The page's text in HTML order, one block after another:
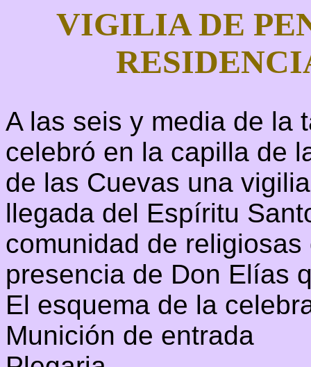
VIGILIA DE
A las seis y media de la
celebró en la capilla de
de las Cuevas una
llegada del Espíritu
comunidad de
presencia de Don Elías
El esquema de la
Munición de entrada